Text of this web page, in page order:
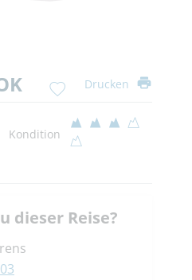
Drucken
Kondition
dieser Reise?